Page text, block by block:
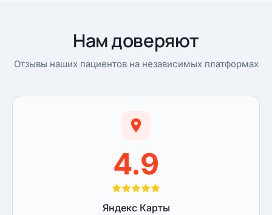
Нам доверяют
Отзывы наших пациентов на независимых платформах
4.9
Яндекс Карты